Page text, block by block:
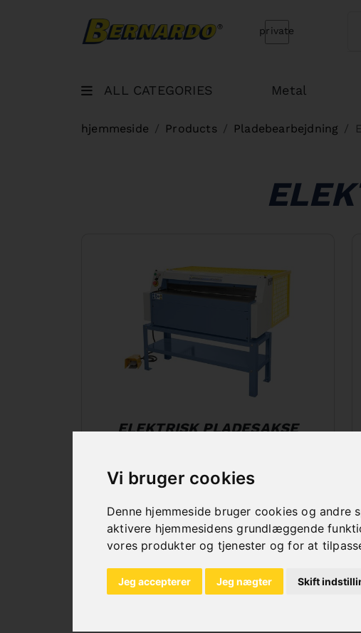
Vi bruger cookies
Denne hjemmeside bruger cookies og
aktivere hjemmesidens grundlæggende
vores produkter og tjenester og for at
Jeg accepterer Jeg nægter Skift
Bernardo Home
private
ALL CATEGORIES Metal
hjemmeside Products Pladebearbejdning
ELEKTRISK PLADESAKSE